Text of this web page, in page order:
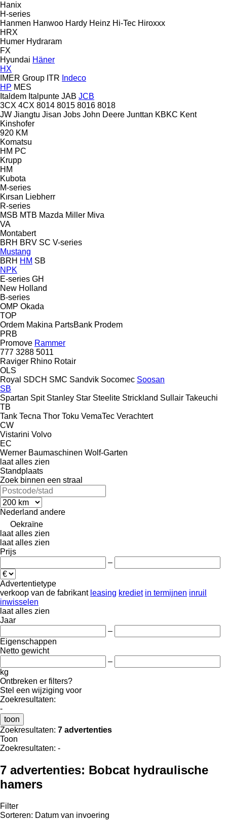
Hanix
H-series
Hanmen Hanwoo Hardy Heinz Hi-Tec Hiroxxx
HRX
Humer Hydraram
FX
Hyundai Häner
HX
IMER Group ITR Indeco
HP MES
Italdem Italpunte JAB JCB
3CX 4CX 8014 8015 8016 8018
JW Jiangtu Jisan Jobs John Deere Junttan KBKC Kent
Kinshofer
920 KM
Komatsu
HM PC
Krupp
HM
Kubota
M-series
Kırsan Liebherr
R-series
MSB MTB Mazda Miller Miva
VA
Montabert
BRH BRV SC V-series
Mustang
BRH HM SB
NPK
E-series GH
New Holland
B-series
OMP Okada
TOP
Ordem Makina PartsBank Prodem
PRB
Promove Rammer
777 3288 5011
Raviger Rhino Rotair
OLS
Royal SDCH SMC Sandvik Socomec Soosan
SB
Spartan Spit Stanley Star Steelite Strickland Sullair Takeuchi
TB
Tank Tecna Thor Toku VemaTec Verachtert
CW
Vistarini Volvo
EC
Werner Baumaschinen Wolf-Garten
laat alles zien
Standplaats
Zoek binnen een straal
Nederland andere
Oekraïne
laat alles zien
laat alles zien
Prijs
–
Advertentietype
verkoop van de fabrikant leasing krediet in termijnen inruil
inwisselen
laat alles zien
Jaar
–
Eigenschappen
Netto gewicht
–
kg
Ontbreken er filters?
Stel een wijziging voor
Zoekresultaten:
-
toon
Zoekresultaten: 7 advertenties
Toon
Zoekresultaten: -
7 advertenties: Bobcat hydraulische
hamers
Filter
Sorteren: Datum van invoering